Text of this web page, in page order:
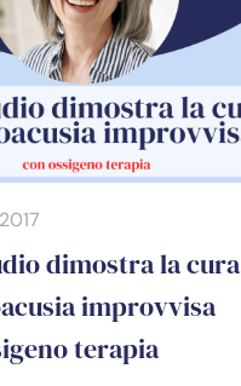
dimostra la cura
improvvisa
terapia